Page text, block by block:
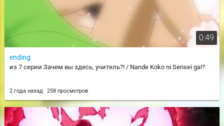
0:49
ending
из 7 серии Зачем вы здесь, учитель?! / Nande Koko ni Sensei ga!?
2 года назад 258 просмотров